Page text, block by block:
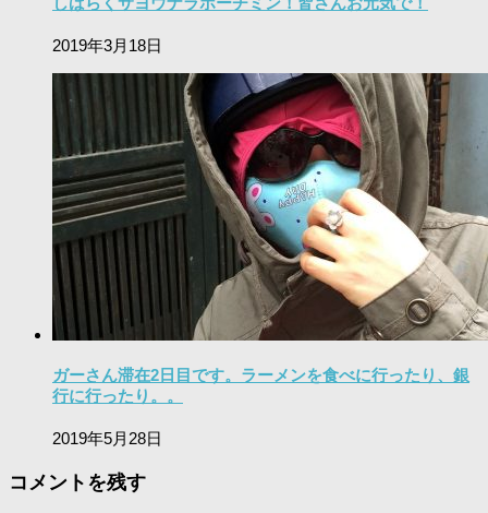
2019年3月18日
ガーさん滞在2日目です。ラーメンを食べに行ったり、銀
行に行ったり。。
2019年5月28日
コメントを残す